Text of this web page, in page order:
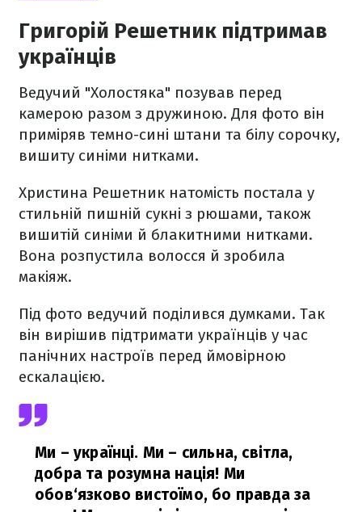
Григорій Решетник підтримав
українців
Ведучий "Холостяка" позував перед
камерою разом з дружиною. Для фото він
приміряв темно-сині штани та білу сорочку,
вишиту синіми нитками.
Христина Решетник натомість постала у
стильній пишній сукні з рюшами, також
вишитій синіми й блакитними нитками.
Вона розпустила волосся й зробила
макіяж.
Під фото ведучий поділився думками. Так
він вирішив підтримати українців у час
панічних настроїв перед ймовірною
ескалацією.
Ми – українці. Ми – сильна, світла,
добра та розумна нація! Ми
обов‘язково вистоїмо, бо правда за